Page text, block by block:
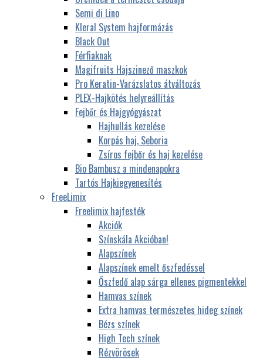
Semi di Lino
Kleral System hajformázás
Black Out
Férfiaknak
Magifruits Hajszinező maszkok
Pro Keratin-Varázslatos átváltozás
PLEX-Hajkötés helyreállítás
Fejbőr és Hajgyógyászat
Hajhullás kezelése
Korpás haj, Seboria
Zsíros fejbőr és haj kezelése
Bio Bambusz a mindenapokra
Tartós Hajkiegyenesítés
FreeLimix
Freelimix hajfesték
Akciók
Színskála Akcióban!
Alapszínek
Alapszínek emelt őszfedéssel
Őszfedő alap sárga ellenes pigmentekkel
Hamvas színek
Extra hamvas természetes hideg színek
Bézs színek
High Tech színek
Rézvörösek